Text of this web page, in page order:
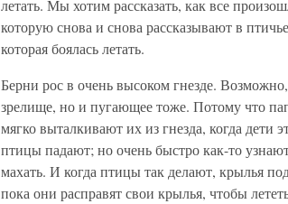
летать. Мы хотим рассказать, как все
которую снова и снова рассказывают в
которая боялась летать.
Берни рос в очень высоком гнезде.
зрелище, но и пугающее тоже. Потому что
мягко выталкивают их из гнезда, когда дети
птицы падают; но очень быстро как-то
махать. И когда птицы так делают, крылья
пока они расправят свои крылья, чтобы